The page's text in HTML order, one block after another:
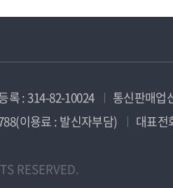
록 : 314-82-10024
통신판매업
이용료 : 발신자부담)
대표전
RESERVED.